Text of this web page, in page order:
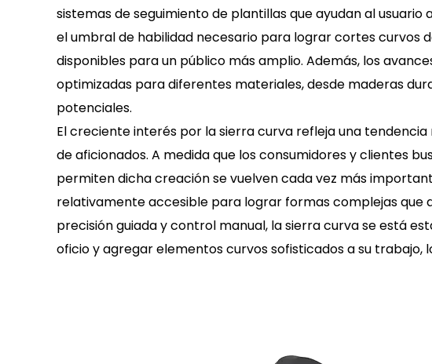
sistemas de seguimiento de plantillas que ayudan al
el umbral de habilidad necesario para lograr cortes curvos
disponibles para un público más amplio. Además, los
optimizadas para diferentes materiales, desde maderas
potenciales.
El creciente interés por lasierra curva refleja una
de aficionados. A medida que los consumidores y clientes
permiten dicha creación se vuelven cada vez más
relativamente accesible para lograr formas complejas
precisión guiada y control manual, la sierra curva se está
oficio y agregar elementos curvos sofisticados a su